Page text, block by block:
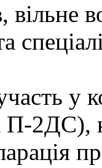
вільне
у
2ДС),